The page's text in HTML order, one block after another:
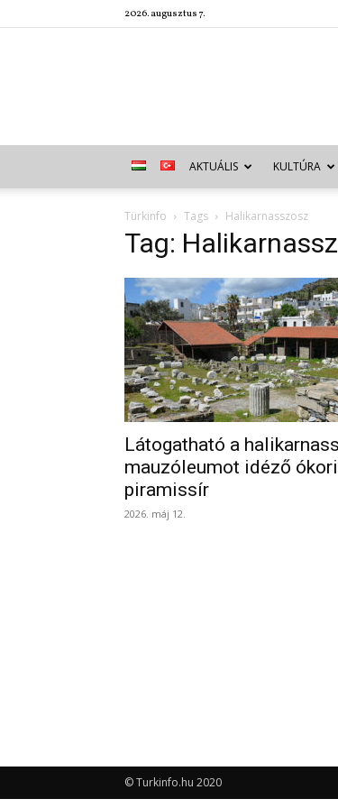
2026. augusztus 7.
AKTUÁLIS KULTÚRA
Türkinfo Tags Halikarnasszosz
Tag:
Látogatható a
mauzóleumot idéző ókori
piramissír
2026. máj 12.
© Turkinfo.hu 2020